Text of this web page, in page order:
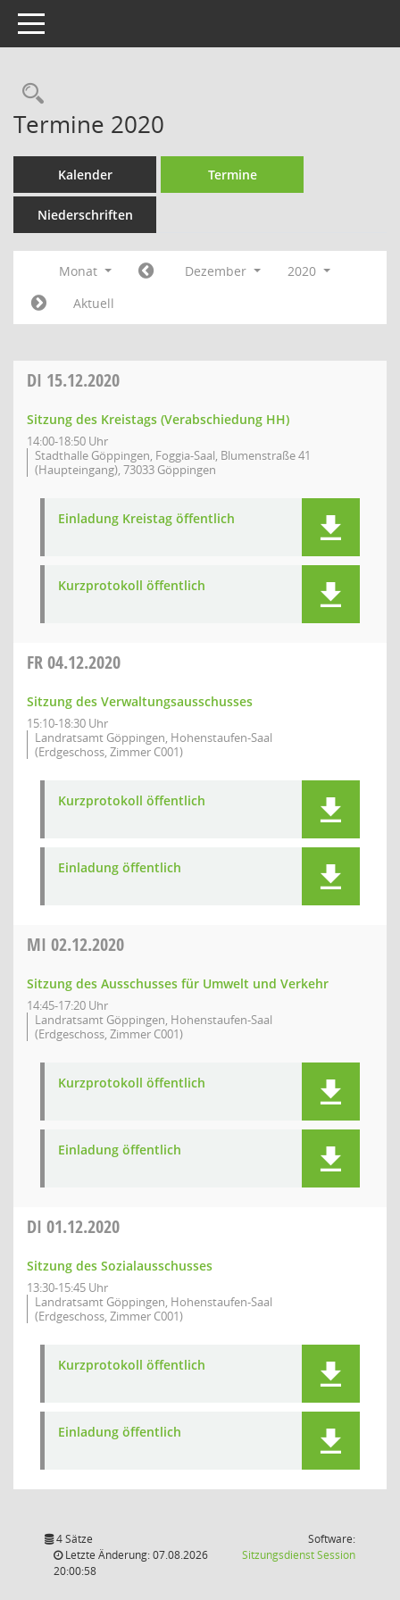
Toggle navigation
Rechercheauswahl
Termine 2020
Kalender Termine
Niederschriften
Monat Dezember
2020
Aktuell
DI 15.12.2020
Sitzung des Kreistags (Verabschiedung HH)
14:00-18:50 Uhr
Stadthalle Göppingen, Foggia-Saal, Blumenstraße 41
(Haupteingang), 73033 Göppingen
Einladung Kreistag öffentlich
Kurzprotokoll öffentlich
FR04.12.2020
Sitzung des Verwaltungsausschusses
15:10-18:30 Uhr
Landratsamt Göppingen, Hohenstaufen-Saal
(Erdgeschoss, Zimmer C001)
Kurzprotokoll öffentlich
Einladung öffentlich
MI 02.12.2020
Sitzung des Ausschusses für Umwelt und Verkehr
14:45-17:20 Uhr
Landratsamt Göppingen, Hohenstaufen-Saal
(Erdgeschoss, Zimmer C001)
Kurzprotokoll öffentlich
Einladung öffentlich
DI 01.12.2020
Sitzung des Sozialausschusses
13:30-15:45 Uhr
Landratsamt Göppingen, Hohenstaufen-Saal
(Erdgeschoss, Zimmer C001)
Kurzprotokoll öffentlich
Einladung öffentlich
4 Sätze
Letzte Änderung: 07.08.2026
20:00:58
Software:
SitzungsdienstSession(Wird in